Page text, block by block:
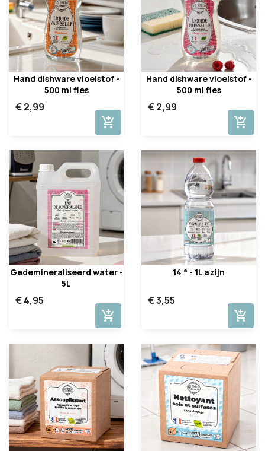
Hand dishware vloeistof -
500 ml fles
€ 2,99
add_shopping_cart
Hand dishware vloeistof -
500 ml fles
€ 2,99
add_shopping_cart
Gedemineraliseerd water -
5L
€ 4,95
add_shopping_cart
14 ° - 1L azijn
€ 3,55
add_shopping_cart